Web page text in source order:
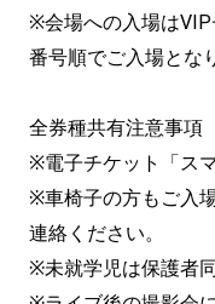
※会場への入場は
番号順でご入場とな
全券種共有注意事項
※電子チケット「ス
※車椅子の方もご入
連絡ください。
※未就学児は保護者